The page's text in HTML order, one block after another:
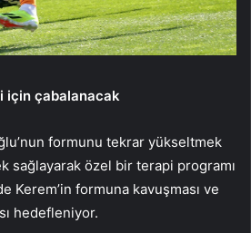
için çabalanacak
formunu tekrar yükseltmek
sağlayarak özel bir terapi programı
Kerem’in formuna kavuşması ve
hedefleniyor.